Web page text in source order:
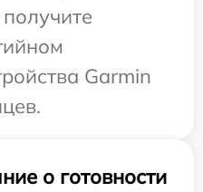
Garmin
о готовности